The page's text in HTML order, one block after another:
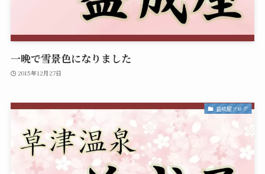
一晩で雪景色になりました
2015年12月27日
益成屋ブログ